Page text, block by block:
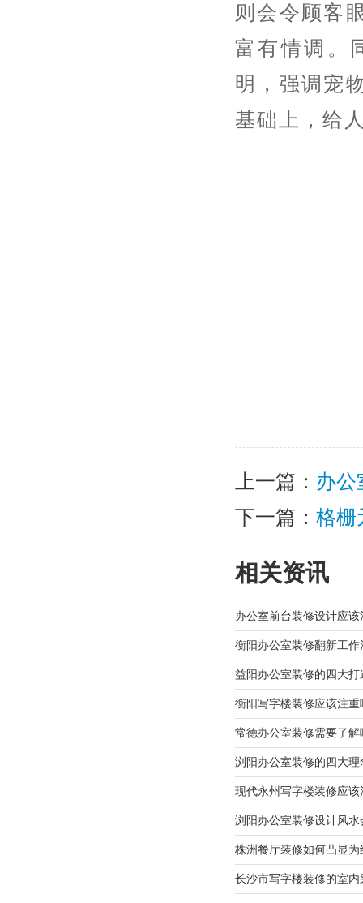
则会令顾客
富有情调。
明，强调宠
基础上，给
上一篇： 办公
下一篇： 格栅
相关资讯
办公室前台装修设计应该
衡阳办公室装修翻新工作
益阳办公室装修的四大打
衡阳写字楼装修应该注重
常德办公室装修需要了解
浏阳办公室装修的四大理
现代永州写字楼装修应该
浏阳办公室装修设计风水
株洲餐厅装修如何凸显为
长沙市写字楼装修的室内